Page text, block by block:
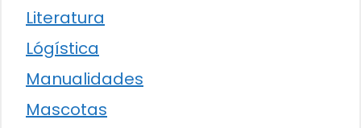
Literatura
Lógística
Manualidades
Mascotas